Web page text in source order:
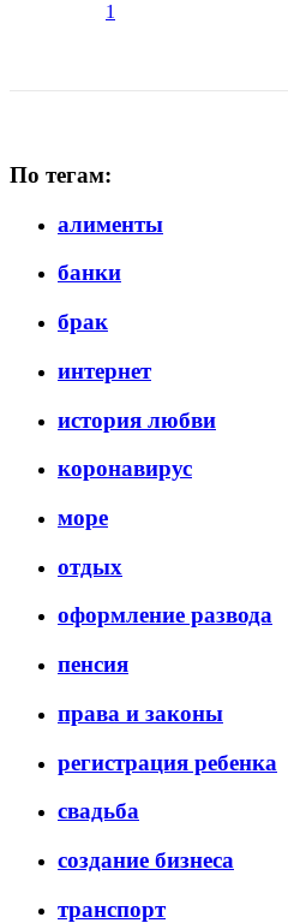
1
По тегам:
алименты
банки
брак
интернет
история любви
коронавирус
море
отдых
оформление развода
пенсия
права и законы
регистрация ребенка
свадьба
создание бизнеса
транспорт